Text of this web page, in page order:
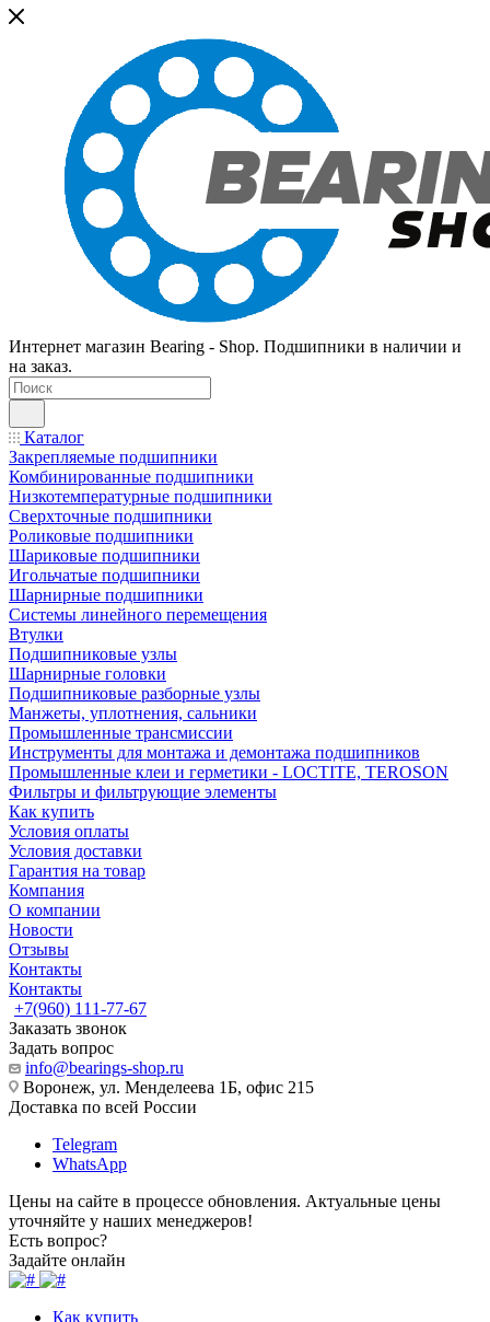
Интернет магазин Bearing - Shop. Подшипники в наличии и
на заказ.
Каталог
Закрепляемые подшипники
Комбинированные подшипники
Низкотемпературные подшипники
Сверхточные подшипники
Роликовые подшипники
Шариковые подшипники
Игольчатые подшипники
Шарнирные подшипники
Системы линейного перемещения
Втулки
Подшипниковые узлы
Шарнирные головки
Подшипниковые разборные узлы
Манжеты, уплотнения, сальники
Промышленные трансмиссии
Инструменты для монтажа и демонтажа подшипников
Промышленные клеи и герметики - LOCTITE, TEROSON
Фильтры и фильтрующие элементы
Как купить
Условия оплаты
Условия доставки
Гарантия на товар
Компания
О компании
Новости
Отзывы
Контакты
Контакты
+7(960) 111-77-67
Заказать звонок
Задать вопрос
info@bearings-shop.ru
Воронеж, ул. Менделеева 1Б, офис 215
Доставка по всей России
Telegram
WhatsApp
Цены на сайте в процессе обновления. Актуальные цены
уточняйте у наших менеджеров!
Есть вопрос?
Задайте онлайн
Как купить